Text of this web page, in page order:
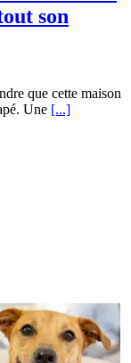
son
que cette maison
Une [...]